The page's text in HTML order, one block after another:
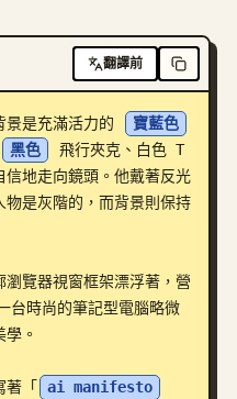
翻譯前
景是充滿活力的
寶藍色
黑色
飛行夾克、白色 T
地走向鏡頭。他戴著反光
是灰階的，而背景則保持
覽器視窗框架漂浮著，營
時尚的筆記型電腦略微
。
著「
ai manifesto